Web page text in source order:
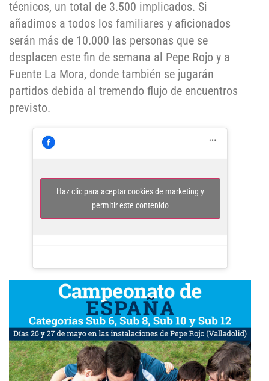
técnicos, un total de 3.500 implicados. Si
añadimos a todos los familiares y aficionados
serán más de 10.000 las personas que se
desplacen este fin de semana al Pepe Rojo y a
Fuente La Mora, donde también se jugarán
partidos debida al tremendo flujo de encuentros
previsto.
Haz clic para aceptar cookies de marketing y
permitir este contenido